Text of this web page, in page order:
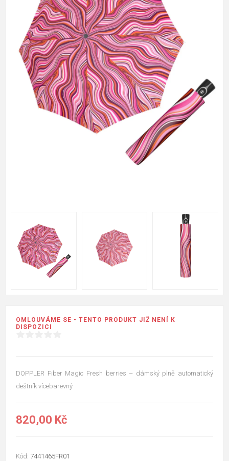
OMLOUVÁME SE - TENTO PRODUKT JIŽ NENÍ K
DISPOZICI
DOPPLER Fiber Magic Fresh berries – dámský plně automatický
deštník vícebarevný
820,00 Kč
Kód: 7441465FR01